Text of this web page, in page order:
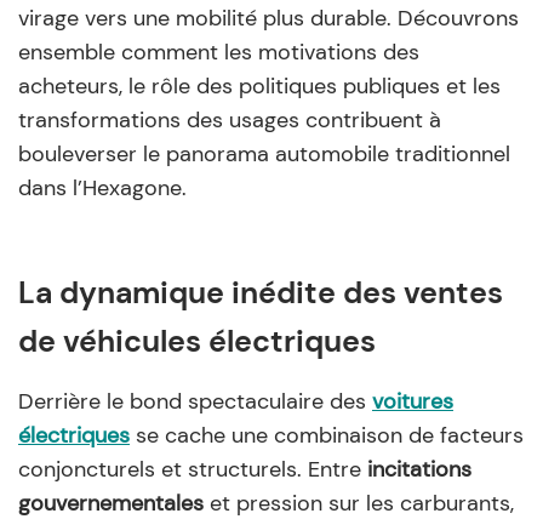
virage vers une mobilité plus durable. Découvrons
ensemble comment les motivations des
acheteurs, le rôle des politiques publiques et les
transformations des usages contribuent à
bouleverser le panorama automobile traditionnel
dans l’Hexagone.
La dynamique inédite des ventes
de véhicules électriques
Derrière le bond spectaculaire des voitures
électriques se cache une combinaison de facteurs
conjoncturels et structurels. Entre incitations
gouvernementales et pression sur les carburants,